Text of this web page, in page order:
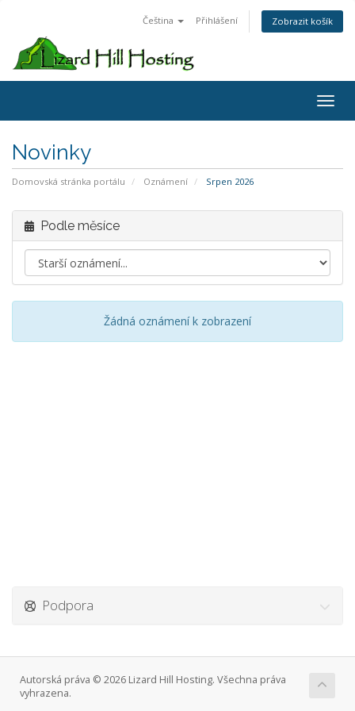
Čeština Přihlášení Zobrazit košík
Novinky
Domovská stránka portálu Oznámení Srpen 2026
Podle měsíce
Žádná oznámení k zobrazení
Podpora
Autorská práva © 2026 Lizard Hill Hosting. Všechna práva
vyhrazena.